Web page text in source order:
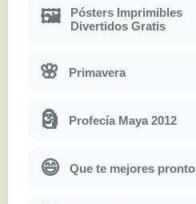
🖼
Pósters Imprimibles
Divertidos Gratis
🌸 Primavera
🗿 Profecía Maya 2012
😄 Que te mejores pronto